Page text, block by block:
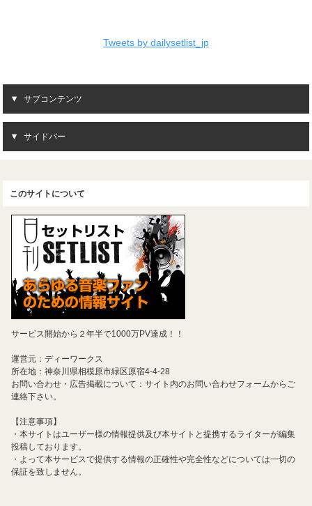
Tweets by dailysetlist_jp
サブコンテンツ
サイドバー
このサイトについて
サービス開始から２年半で1000万PV達成！！
運営元：ディーワークス
所在地：神奈川県相模原市緑区原宿4-4-28
お問い合わせ・広告掲載について：サイト内のお問い合わせフォームからご
連絡下さい。
【注意事項】
・本サイトはユーザー様の情報提供及び本サイトと提携するライターが編集
投稿しております。
・よって本サービスで提供する情報の正確性や完全性などについては一切の
保証を致しません。